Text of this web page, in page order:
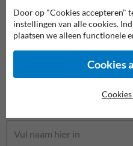
Stel je vraag aan
Door op "Cookies accepteren"
instellingen van alle cookies.
plaatsen we alleen functionele
Cookies